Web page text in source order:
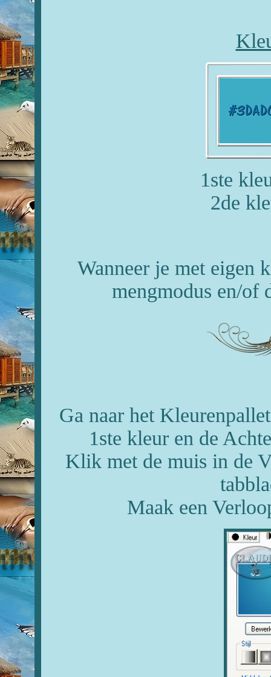
1ste
2de
Wanneer je met eigen
mengmodus en/of
Ga naar het
1ste kleur en de
Klik met de muis in de
Maak een